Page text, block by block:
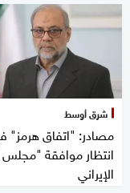
شرق أوسط
مصادر: "اتفاق هرمز"
انتظار موافقة "مجلس
الإيراني